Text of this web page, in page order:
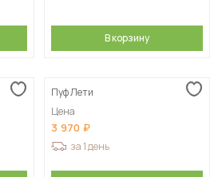
В корзину
Пуф Лети
Цена
3 970
за 1 день